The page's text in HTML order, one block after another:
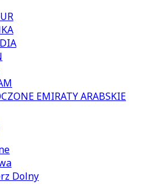
EMIRATY ARABSKIE
Dolny